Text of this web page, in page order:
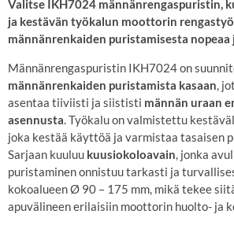
Valitse IKH7024 männänrengaspuristin,
ja kestävän työkalun moottorin
männänrenkaiden puristamisesta nopeaa
Männänrengaspuristin IKH7024 on
männänrenkaiden puristamista kasaan,
asentaa tiiviisti ja siististi männän uraan
asennusta. Työkalu on valmistettu
joka kestää käyttöä ja varmistaa tasaisen
Sarjaan kuuluu kuusiokoloavain, jonka
puristaminen onnistuu tarkasti ja
kokoalueen Ø 90 – 175 mm, mikä tekee
apuvälineen erilaisiin moottorin huolto- ja